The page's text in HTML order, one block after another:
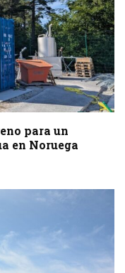
para un
en Noruega